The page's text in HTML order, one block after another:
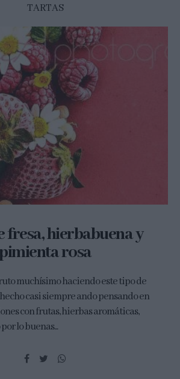
TARTAS
fresa, hierbabuena y
rosa
muchísimo haciendo este tipo de
casi siempre ando pensando en
con frutas, hierbas aromáticas,
lo buenas...